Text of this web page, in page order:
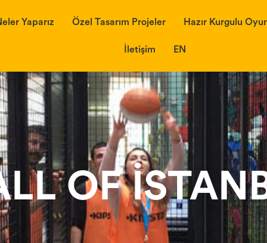
Yaparız Özel Tasarım Projeler Hazır Kurgulu
İletişim EN
OF